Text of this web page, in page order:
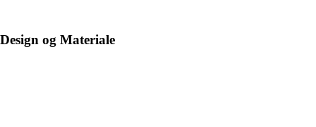
Design og Materiale